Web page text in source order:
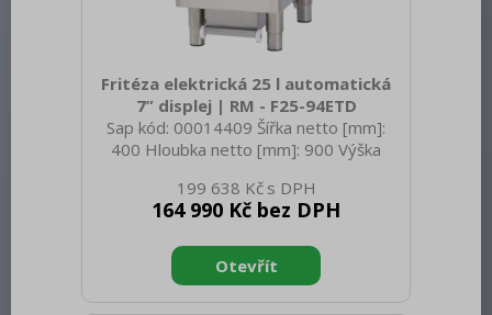
Fritéza elektrická 25 l automatická
7” displej | RM - F25-94ETD
Sap kód: 00014409 Šířka netto [mm]:
400 Hloubka netto [mm]: 900 Výška
60.00 Šířka brutto [mm]: 200 Hloubka
brutto [mm]: 970 Výška brutto [mm]:
spotřebiče: Elektrické zařízení
Konstruční typ zařízení: S podestavbou
Příkon elektrický [kW]: 22.050 Napájení:
199 638 Kč
164 990 Kč bez DPH